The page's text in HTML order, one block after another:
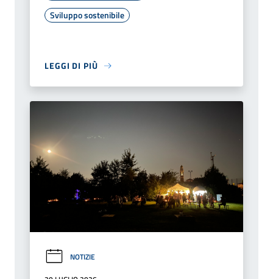
Sviluppo sostenibile
LEGGI DI PIÙ
NOTIZIE